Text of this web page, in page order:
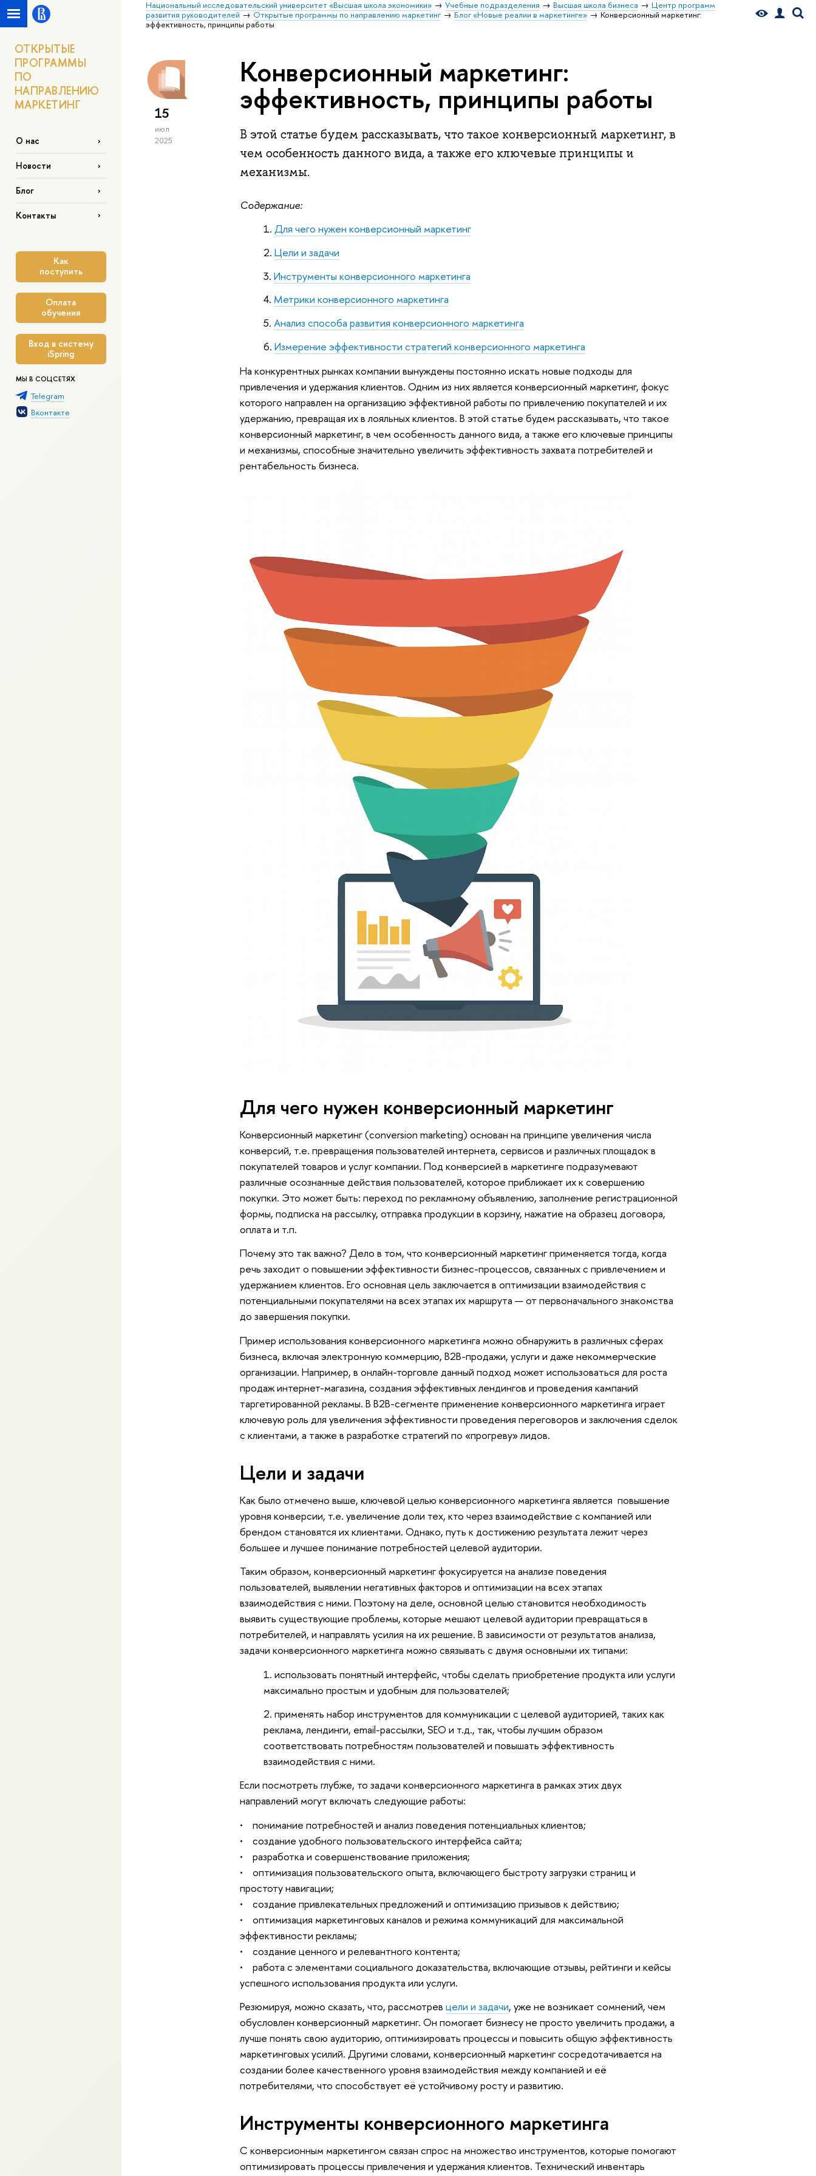
Национальный исследовательский университет «Высшая школа экономики» Учебные подразделения Высшая школа бизнеса
Центр программ
развития руководителей
Открытые программы по направлению маркетинг Блог «Новые реалии в маркетинге»
Конверсионный маркетинг:
эффективность, принципы работы
ОТКРЫТЫЕ
ПРОГРАММЫ
ПО
НАПРАВЛЕНИЮ
МАРКЕТИНГ
О нас
Новости
Блог
Контакты
Как
поступить
Оплата
обучения
Вход в систему
iSpring
МЫ В СОЦСЕТЯХ
Telegram
Вконтакте
15
июл
2025
Конверсионный маркетинг:
эффективность, принципы работы
В этой статье будем рассказывать, что такое конверсионный маркетинг, в
чем особенность данного вида, а также его ключевые принципы и
механизмы.
Содержание:
Для чего нужен конверсионный маркетинг
Цели и задачи
Инструменты конверсионного маркетинга
Метрики конверсионного маркетинга
Анализ способа развития конверсионного маркетинга
Измерение эффективности стратегий конверсионного маркетинга
На конкурентных рынках компании вынуждены постоянно искать новые подходы для
привлечения и удержания клиентов. Одним из них является конверсионный маркетинг, фокус
которого направлен на организацию эффективной работы по привлечению покупателей и их
удержанию, превращая их в лояльных клиентов. В этой статье будем рассказывать, что такое
конверсионный маркетинг, в чем особенность данного вида, а также его ключевые принципы
и механизмы, способные значительно увеличить эффективность захвата потребителей и
рентабельность бизнеса.
Для чего нужен конверсионный маркетинг
Конверсионный маркетинг (conversion marketing) основан на принципе увеличения числа
конверсий, т.е. превращения пользователей интернета, сервисов и различных площадок в
покупателей товаров и услуг компании. Под конверсией в маркетинге подразумевают
различные осознанные действия пользователей, которое приближает их к совершению
покупки. Это может быть: переход по рекламному объявлению, заполнение регистрационной
формы, подписка на рассылку, отправка продукции в корзину, нажатие на образец договора,
оплата и т.п.
Почему это так важно? Дело в том, что конверсионный маркетинг применяется тогда, когда
речь заходит о повышении эффективности бизнес-процессов, связанных с привлечением и
удержанием клиентов. Его основная цель заключается в оптимизации взаимодействия с
потенциальными покупателями на всех этапах их маршрута — от первоначального знакомства
до завершения покупки.
Пример использования конверсионного маркетинга можно обнаружить в различных сферах
бизнеса, включая электронную коммерцию, B2B-продажи, услуги и даже некоммерческие
организации. Например, в онлайн-торговле данный подход может использоваться для роста
продаж интернет-магазина, создания эффективных лендингов и проведения кампаний
таргетированной рекламы. В B2B-сегменте применение конверсионного маркетинга играет
ключевую роль для увеличения эффективности проведения переговоров и заключения сделок
с клиентами, а также в разработке стратегий по «прогреву» лидов.
Цели и задачи
Как было отмечено выше, ключевой целью конверсионного маркетинга является повышение
уровня конверсии, т.е. увеличение доли тех, кто через взаимодействие с компанией или
брендом становятся их клиентами. Однако, путь к достижению результата лежит через
большее и лучшее понимание потребностей целевой аудитории.
Таким образом, конверсионный маркетинг фокусируется на анализе поведения
пользователей, выявлении негативных факторов и оптимизации на всех этапах
взаимодействия с ними. Поэтому на деле, основной целью становится необходимость
выявить существующие проблемы, которые мешают целевой аудитории превращаться в
потребителей, и направлять усилия на их решение. В зависимости от результатов анализа,
задачи конверсионного маркетинга можно связывать с двумя основными их типами:
использовать понятный интерфейс, чтобы сделать приобретение продукта или услуги
максимально простым и удобным для пользователей;
применять набор инструментов для коммуникации с целевой аудиторией, таких как
реклама, лендинги, email-рассылки, SEO и т.д., так, чтобы лучшим образом
соответствовать потребностям пользователей и повышать эффективность
взаимодействия с ними.
Если посмотреть глубже, то задачи конверсионного маркетинга в рамках этих двух
направлений могут включать следующие работы:
• понимание потребностей и анализ поведения потенциальных клиентов;
• создание удобного пользовательского интерфейса сайта;
• разработка и совершенствование приложения;
• оптимизация пользовательского опыта, включающего быстроту загрузки страниц и
простоту навигации;
• создание привлекательных предложений и оптимизацию призывов к действию;
• оптимизация маркетинговых каналов и режима коммуникаций для максимальной
эффективности рекламы;
• создание ценного и релевантного контента;
• работа с элементами социального доказательства, включающие отзывы, рейтинги и кейсы
успешного использования продукта или услуги.
Резюмируя, можно сказать, что, рассмотревцели и задачи, уже не возникает сомнений, чем
обусловлен конверсионный маркетинг. Он помогает бизнесу не просто увеличить продажи, а
лучше понять свою аудиторию, оптимизировать процессы и повысить общую эффективность
маркетинговых усилий. Другими словами, конверсионный маркетинг сосредотачивается на
создании более качественного уровня взаимодействия между компанией и её
потребителями, что способствует её устойчивому росту и развитию.
Инструменты конверсионного маркетинга
С конверсионным маркетингом связан спрос на множество инструментов, которые помогают
оптимизировать процессы привлечения и удержания клиентов. Технический инвентарь